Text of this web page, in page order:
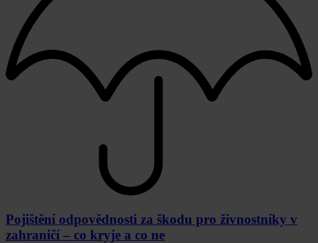
Pojištění odpovědnosti za škodu pro živnostníky v
zahraničí – co kryje a co ne